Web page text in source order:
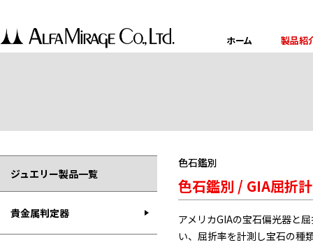
ホーム 製品紹
ジュエリー製品一覧
貴金属判定器
色石鑑別
色石鑑別 / GIA屈折
アメリカGIAの宝石偏光器と
い、屈折率を計測し宝石の種